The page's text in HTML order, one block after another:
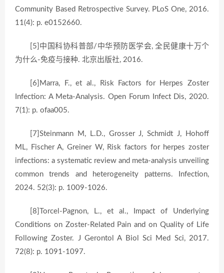
Community Based Retrospective Survey. PLoS One, 2016.
11(4): p. e0152660.
[5]中国科协科普部/中华预防医学会, 全民健康十万个
为什么-免疫与接种. 北京出版社, 2016.
[6]Marra, F., et al., Risk Factors for Herpes Zoster
Infection: A Meta-Analysis. Open Forum Infect Dis, 2020.
7(1): p. ofaa005.
[7]Steinmann M, L.D., Grosser J, Schmidt J, Hohoff
ML, Fischer A, Greiner W, Risk factors for herpes zoster
infections: a systematic review and meta-analysis unveiling
common trends and heterogeneity patterns. Infection,
2024. 52(3): p. 1009-1026.
[8]Torcel-Pagnon, L., et al., Impact of Underlying
Conditions on Zoster-Related Pain and on Quality of Life
Following Zoster. J Gerontol A Biol Sci Med Sci, 2017.
72(8): p. 1091-1097.